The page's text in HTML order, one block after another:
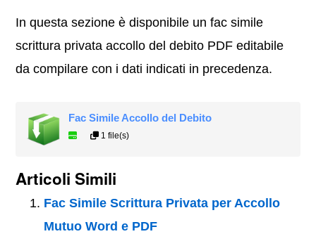
In questa sezione è disponibile un fac simile
scrittura privata accollo del debito PDF editabile
da compilare con i dati indicati in precedenza.
Fac Simile Accollo del Debito
1 file(s)
Articoli Simili
Fac Simile Scrittura Privata per Accollo
Mutuo Word e PDF